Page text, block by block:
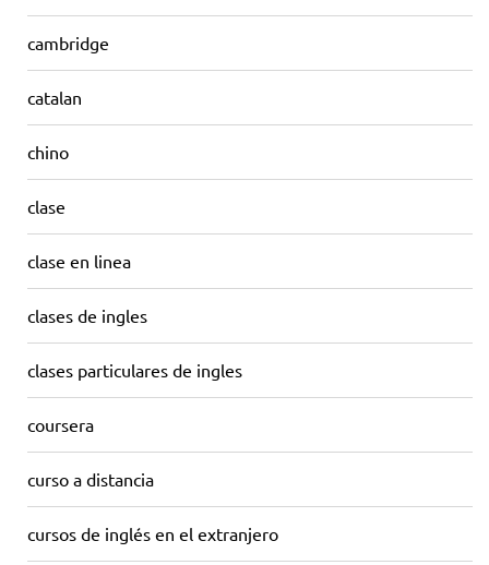
cambridge
catalan
chino
clase
clase en linea
clases de ingles
clases particulares de ingles
coursera
curso a distancia
cursos de inglés en el extranjero